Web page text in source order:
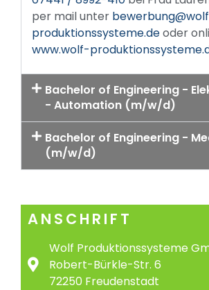
per mail unter
produktionssysteme.deoder
www.wolf-
Bachelor of Engineering -
- Automation (m/w/d)
Bachelor of Engineering -
(m/w/d)
ANSCHRIFT
Wolf Produktionssysteme
Robert-Bürkle-Str. 6
72250 Freudenstadt